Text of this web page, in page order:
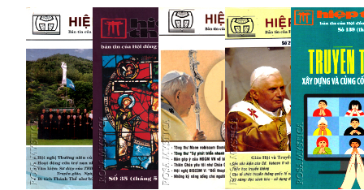
Của đất và trời - Gia kỳ
219